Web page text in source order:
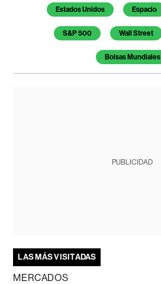
Estados Unidos Espacio
S&P 500 Wall Street
Bolsas Mundiales
PUBLICIDAD
LAS MÁS VISITADAS
MERCADOS